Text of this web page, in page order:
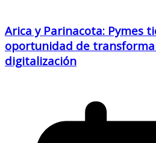
Arica y Parinacota: Pymes
oportunidad de
digitalización